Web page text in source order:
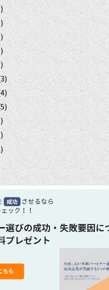
に同意いただいたものとみ